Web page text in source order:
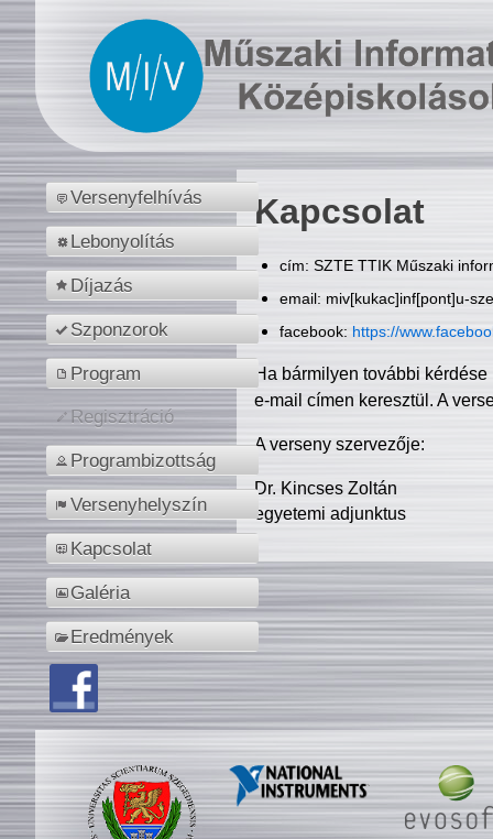
Versenyfelhívás
Lebonyolítás
Díjazás
Szponzorok
Program
Regisztráció
Programbizottság
Versenyhelyszín
Kapcsolat
Galéria
Eredmények
Kapcsolat
cím: SZTE TTIK Műszaki
email: miv[kukac]inf[pont]u-
facebook: https://
Ha bármilyen további
e-mail címen keresztül. A
A verseny szervezője:
Dr. Kincses Zoltán
egyetemi adjunktus